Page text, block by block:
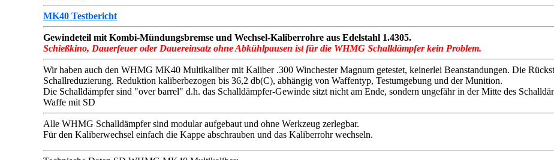
MK40 Testbericht
Gewindeteil mit Kombi-Mündungsbremse und Wechsel-Kaliberrohre aus Edelstahl 1.4305.
Schießkino, Dauerfeuer oder Dauereinsatz ohne Abkühlpausen ist für die WHMG Schalldämpfer kein Problem.
Wir haben auch den WHMG MK40 Multikaliber mit Kaliber .300 Winchester Magnum getestet, keinerlei Beanstandungen. Die
Schallreduzierung. Reduktion kaliberbezogen bis 36,2 db(C), abhängig von Waffentyp, Testumgebung und der Munition.
Die Schalldämpfer sind "over barrel" d.h. das Schalldämpfer-Gewinde sitzt nicht am Ende, sondern ungefähr in der Mitte des
Waffe mit SD
Alle WHMG Schalldämpfer sind modular aufgebaut und ohne Werkzeug zerlegbar.
Für den Kaliberwechsel einfach die Kappe abschrauben und das Kaliberrohr wechseln.